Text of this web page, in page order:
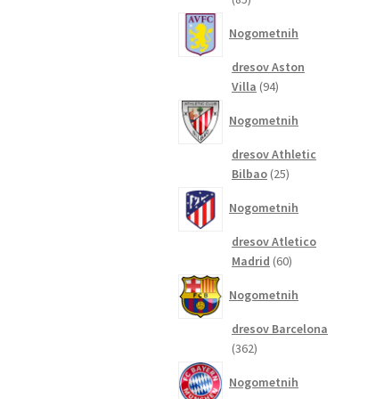
Nogometnih
dresov Aston
Villa 9494
Nogometnih
dresov Athletic
Bilbao 2525
Nogometnih
dresov Atletico
Madrid 6060
Nogometnih
dresov Barcelona
362362
Nogometnih